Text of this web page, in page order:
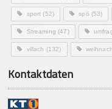
sport (52) spö (53)
Streaming (47)
villach (132)
Kontaktdaten